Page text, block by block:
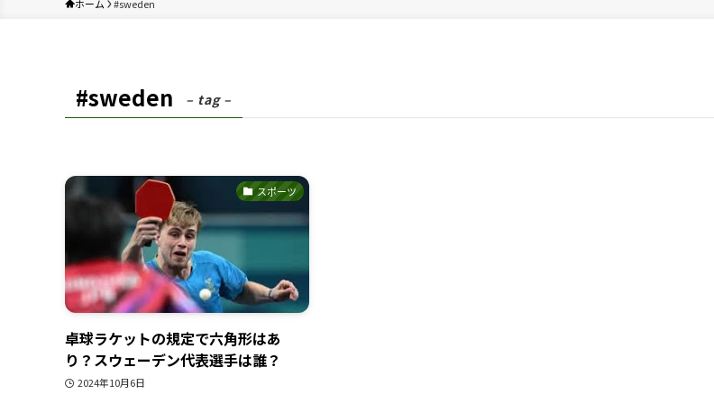
ホーム #sweden
#sweden – tag –
スポーツ
卓球ラケットの規定で六角形はあ
り？スウェーデン代表選手は誰？
2024年10月6日